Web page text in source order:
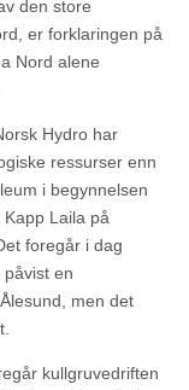
den store
er forklaringen på
Nord alene
Hydro har
ressurser enn
i begynnelsen
Laila på
foregår i dag
en
men det
kullgruvedriften